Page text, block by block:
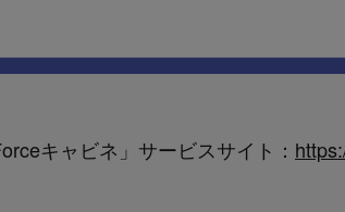
キャビネ」サービスサイト：